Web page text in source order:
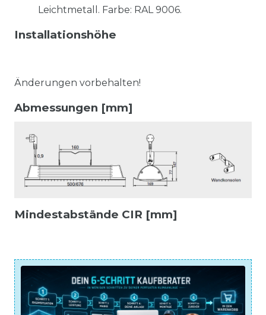
Leichtmetall. Farbe: RAL 9006.
Installationshöhe
Änderungen vorbehalten!
Abmessungen [mm]
Mindestabstände CIR [mm]